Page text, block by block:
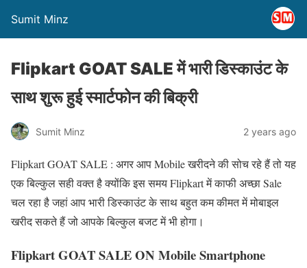
Sumit Minz
Flipkart GOAT SALE में भारी डिस्काउंट के
साथ शुरू हुई स्मार्टफोन की बिक्री
Sumit Minz 2 years ago
Flipkart GOAT SALE : अगर आप Mobile खरीदने की सोच रहे हैं तो यह
एक बिल्कुल सही वक्त है क्योंकि इस समय Flipkart में काफी अच्छा Sale
चल रहा है जहां आप भारी डिस्काउंट के साथ बहुत कम कीमत में मोबाइल
खरीद सकते हैं जो आपके बिल्कुल बजट में भी होगा।
Flipkart GOAT SALE ON Mobile Smartphone